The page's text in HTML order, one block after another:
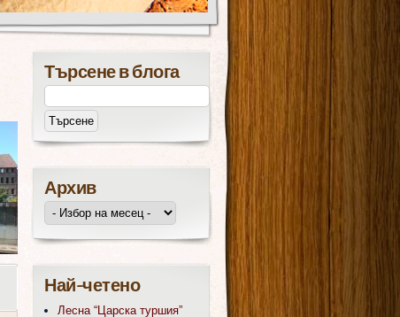
Търсене в блога
Архив
Най-четено
Лесна “Царска туршия”